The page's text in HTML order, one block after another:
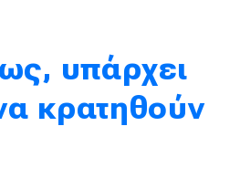
υπάρχει
κρατηθούν